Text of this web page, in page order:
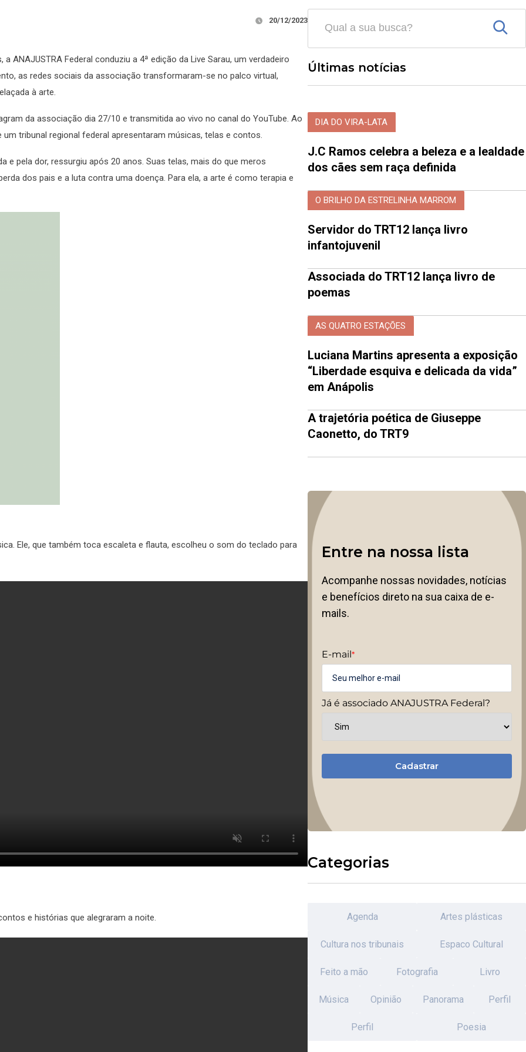
20/12/2023
Federal conduziu a 4ª edição da Live Sarau, um verdadeiro
as redes sociais da associação transformaram-se no palco virtual,
à arte.
da associação dia 27/10 e transmitida ao vivo no canal do YouTube. Ao
tribunal regional federal apresentaram músicas, telas e contos.
e pela dor, ressurgiu após 20 anos. Suas telas, mais do que meros
dos pais e a luta contra uma doença. Para ela, a arte é como terapia e
Ele, que também toca escaleta e flauta, escolheu o som do teclado para
e histórias que alegraram a noite.
Últimas notícias
DIA DO VIRA-LATA
J.C Ramos celebra a beleza e a lealdade
dos cães sem raça definida
O BRILHO DA ESTRELINHA MARROM
Servidor do TRT12 lança livro
infantojuvenil
Associada do TRT12 lança livro de
poemas
AS QUATRO ESTAÇÕES
Luciana Martins apresenta a exposição
“Liberdade esquiva e delicada da vida”
em Anápolis
A trajetória poética de Giuseppe
Caonetto, do TRT9
Entre na nossa lista
Acompanhe nossas novidades, notícias
e benefícios direto na sua caixa de e-
mails.
E-mail*
Já é associado ANAJUSTRA Federal?
Cadastrar
Categorias
Agenda Artes plásticas
Cultura nos tribunais Espaco Cultural
Feito a mão Fotografia Livro
Música Opinião Panorama Perfil
Perfil Poesia